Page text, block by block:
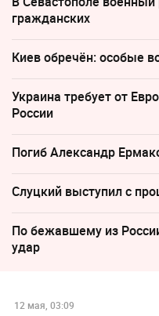
гражданских
Киев обречён: особые
Украина требует от
России
Погиб Александр
Слуцкий выступил с
По бежавшему из
удар
12 мая, 03:09